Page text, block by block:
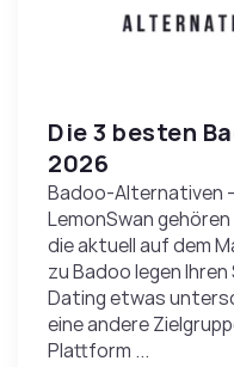
Die 3 besten
2026
Badoo-Alternativen
LemonSwan
die aktuell auf dem
zu Badoo legen
Dating etwas
eine andere
Plattform ...